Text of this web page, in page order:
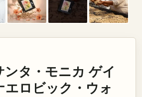
タ・モニカ ゲイ
エロビック・ウォ